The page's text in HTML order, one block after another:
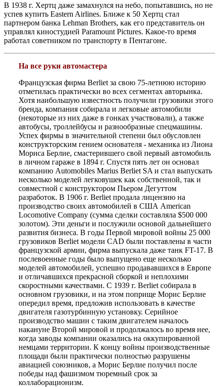
В 1938 г. Хертц даже замахнулся на небо, попытавшись, но не
успев купить Eastern Airlines. Ближе к 50 Хертц стал
партнером банка Lehman Brothers, как его представитель он
управлял киностудией Paramount Pictures. Какое-то время
работал советником по транспорту в Пентагоне.
На все руки автомастера
Французская фирма Berliet за свою 75-летнюю историю
отметилась практически во всех сегментах авторынка.
Хотя наибольшую известность получили грузовики этого
бренда, компания собирала и легковые автомобили
(некоторые из них даже в гонках участвовали), а также
автобусы, троллейбусы и разнообразные спецмашины.
Успех фирмы в значительной степени был обусловлен
конструкторским гением основателя - механика из Лиона
Мориса Берлие, смастерившего свой первый автомобиль
в личном гараже в 1894 г. Спустя пять лет он основал
компанию Automobiles Marius Berliet SA и стал выпускать
несколько моделей легковушек как собственной, так и
совместной с конструктором Пьером Дегуттом
разработок. В 1906 г. Berliet продала лицензию на
производство своих автомобилей в США American
Locomotive Company (сумма сделки составляла $500 000
золотом). Эти деньги и послужили основой дальнейшего
развития бизнеса. В годы Первой мировой войны 25 000
грузовиков Berliet модели CAD были поставлены в части
французской армии, фирма выпускала даже танк FT-17. В
послевоенные годы было выпущено еще несколько
моделей автомобилей, успешно продававшихся в Европе
и отличавшихся прекрасной сборкой и неплохими
скоростными качествами. С 1939 г. Berliet собирала в
основном грузовики, и на этом поприще Морис Берлие
опередил время, предложив использовать в качестве
двигателя газотурбинную установку. Серийное
производство машин с таким двигателем началось
накануне Второй мировой и продолжалось во время нее,
когда заводы компании оказались на оккупированной
немцами территории. К концу войны производственные
площади были практически полностью разрушены
авиацией союзников, а Морис Берлие получил после
победы над фашизмом тюремный срок за
коллаборационизм.